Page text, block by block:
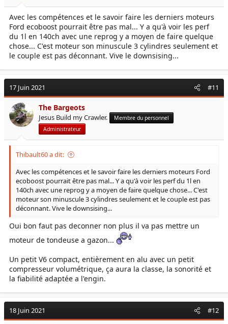
Avec les compétences et le savoir faire les derniers moteurs
Ford ecoboost pourrait être pas mal... Y a qu'à voir les perf
du 1l en 140ch avec une reprog y a moyen de faire quelque
chose... C'est moteur son minuscule 3 cylindres seulement et
le couple est pas déconnant. Vive le downsising...
17 Juin 2021 #11
The Bargeots
Jesus Build my Crawler.
Membre du personnel
Administrateur
Thibault60 a dit:
Avec les compétences et le savoir faire les derniers moteurs Ford
ecoboost pourrait être pas mal... Y a qu'à voir les perf du 1l en
140ch avec une reprog y a moyen de faire quelque chose... C'est
moteur son minuscule 3 cylindres seulement et le couple est pas
déconnant. Vive le downsising...
Oui bon faut pas deconner non plus il va pas mettre un
moteur de tondeuse a gazon...
Un petit V6 compact, entièrement en alu avec un petit
compresseur volumétrique, ça aura la classe, la sonorité et
la fiabilité adaptée a l'engin.
18 Juin 2021 #12